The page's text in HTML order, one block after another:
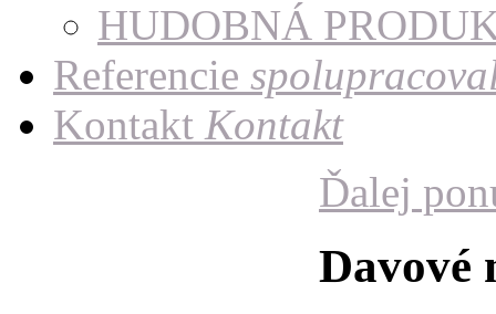
HUDOBNÁ
Referencie
Kontakt Kontakt
Ďalej
Davové